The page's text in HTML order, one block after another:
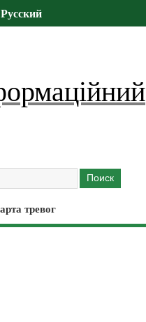
Русский
тревог